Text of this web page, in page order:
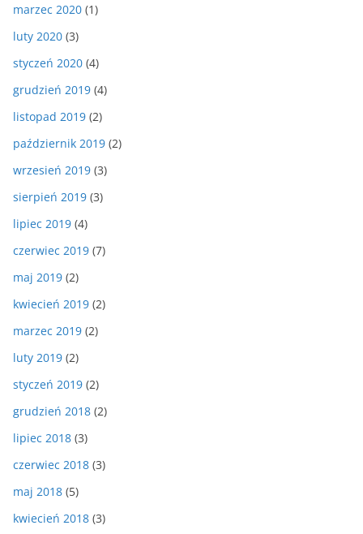
marzec 2020 (1)
luty 2020 (3)
styczeń 2020 (4)
grudzień 2019 (4)
listopad 2019 (2)
październik 2019 (2)
wrzesień 2019 (3)
sierpień 2019 (3)
lipiec 2019 (4)
czerwiec 2019 (7)
maj 2019 (2)
kwiecień 2019 (2)
marzec 2019 (2)
luty 2019 (2)
styczeń 2019 (2)
grudzień 2018 (2)
lipiec 2018 (3)
czerwiec 2018 (3)
maj 2018 (5)
kwiecień 2018 (3)